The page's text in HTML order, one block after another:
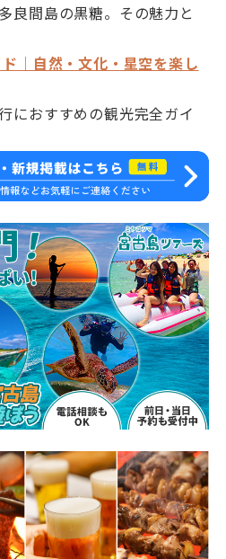
良間島の黒糖。その魅力と
｜自然・文化・星空を楽し
におすすめの観光完全ガイ